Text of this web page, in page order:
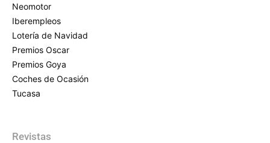
Neomotor
Iberempleos
Lotería de Navidad
Premios Oscar
Premios Goya
Coches de Ocasión
Tucasa
Revistas